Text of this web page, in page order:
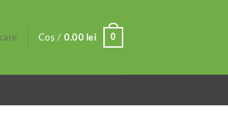
Coș / 0.00 lei 0